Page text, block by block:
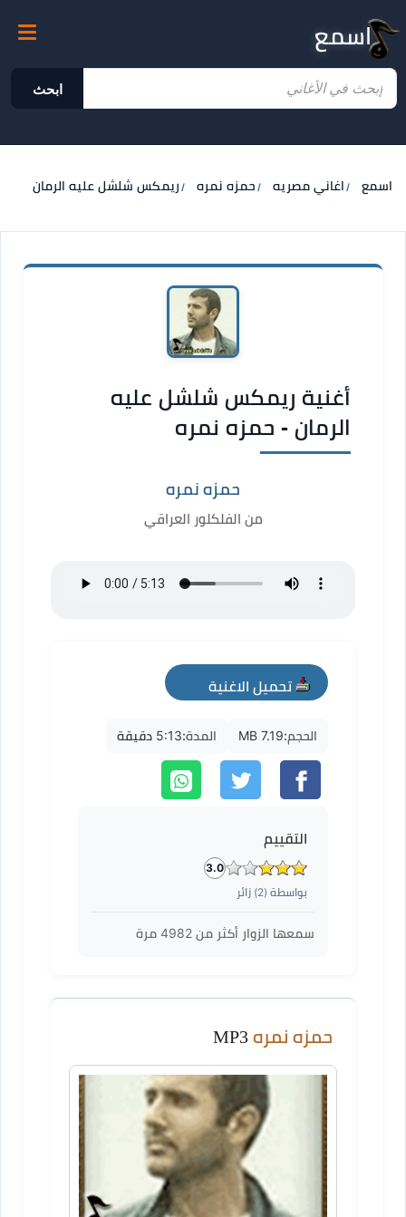
اسمع
ابحث
اسمع اغاني مصريه حمزه نمره ريمكس شلشل عليه الرمان
أغنية ريمكس شلشل عليه
الرمان - حمزه نمره
حمزه نمره
من الفلكلور العراقي
تحميل الاغنية
mp3
الحجم:7.19 MB المدة:5:13 دقيقة
التقييم
3.0
بواسطة (2) زائر
سمعها الزوار أكثر من 4982 مرة
حمزه نمره